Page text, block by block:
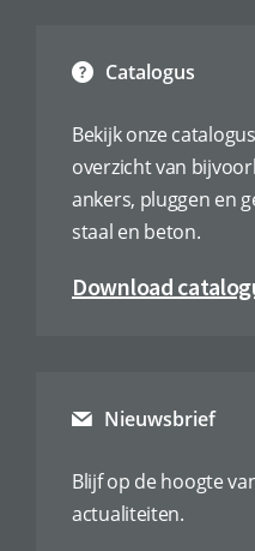
Catalogus
Bekijk onze
overzicht van
ankers, pluggen en
staal en beton.
Download
Nieuwsbrief
Blijf op de hoogte
actualiteiten.